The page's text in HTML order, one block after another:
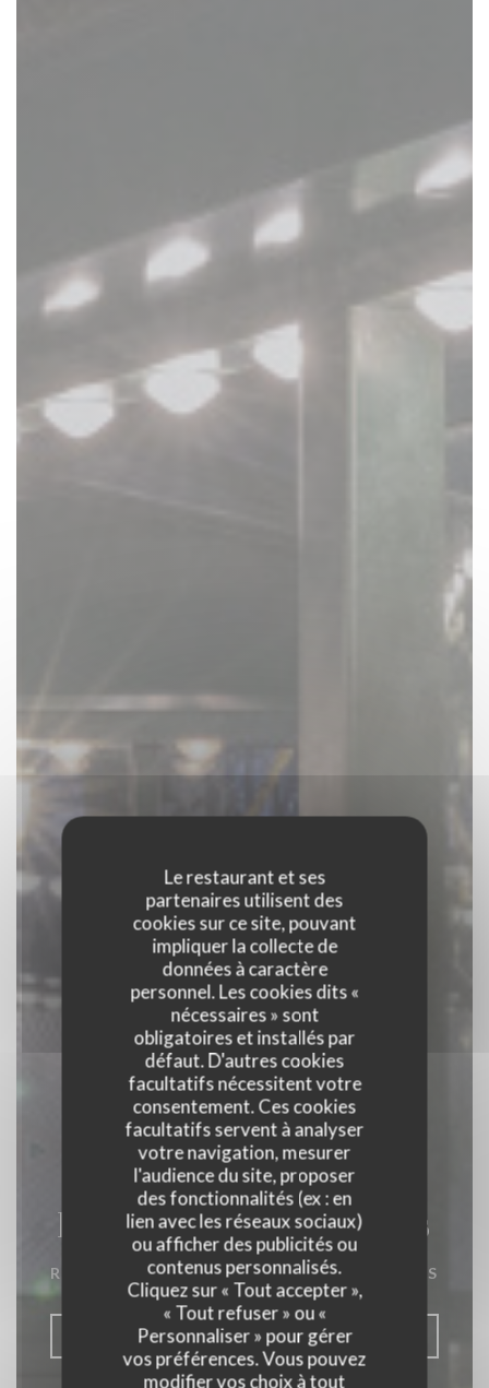
Le restaurant et ses
partenaires utilisent des
cookies sur ce site, pouvant
impliquer la collecte de
données à caractère
personnel. Les cookies dits «
nécessaires » sont
obligatoires et installés par
défaut. D'autres cookies
facultatifs nécessitent votre
consentement. Ces cookies
facultatifs servent à analyser
votre navigation, mesurer
l'audience du site, proposer
des fonctionnalités (ex : en
lien avec les réseaux sociaux)
ou afficher des publicités ou
contenus personnalisés.
Cliquez sur « Tout accepter »,
« Tout refuser » ou «
Personnaliser » pour gérer
vos préférences. Vous pouvez
modifier vos choix à tout
La Closerie des Lilas
RESTAURANT GASTRONOMIQUE PARIS
RÉSERVER